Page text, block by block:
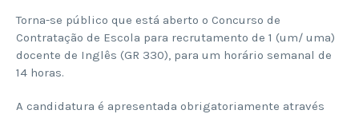
Torna-se público que está aberto o Concurso de
Contratação de Escola para recrutamento de 1 (um/ uma)
docente de Inglês (GR 330), para um horário semanal de
14 horas.
A candidatura é apresentada obrigatoriamente através